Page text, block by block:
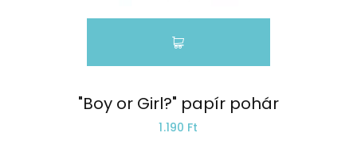
"Boy or Girl?" papír pohár
1.190 Ft